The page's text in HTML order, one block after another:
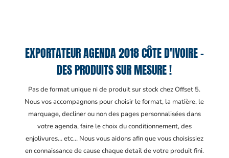
EXPORTATEUR AGENDA 2018 CÔTE D'IVOIRE –
DES PRODUITS SUR MESURE !
Pas de format unique ni de produit sur stock chez Offset 5.
Nous vos accompagnons pour choisir le format, la matière, le
marquage, decliner ou non des pages personnalisées dans
votre agenda, faire le choix du conditionnement, des
enjolivures… etc… Nous vous aidons afin que vous choisissiez
en connaissance de cause chaque detail de votre produit fini.